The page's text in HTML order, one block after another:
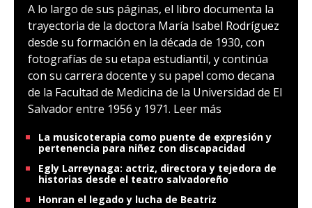
A lo largo de sus páginas, el libro documenta la
trayectoria de la doctora María Isabel Rodríguez
desde su formación en la década de 1930, con
fotografías de su etapa estudiantil, y continúa
con su carrera docente y su papel como decana
de la Facultad de Medicina de la Universidad de El
Salvador entre 1956 y 1971. Leer más
La musicoterapia como puente de expresión y
pertenencia para niñez con discapacidad
Egly Larreynaga: actriz, directora y tejedora de
historias desde el teatro salvadoreño
Honran el legado y lucha de Beatriz